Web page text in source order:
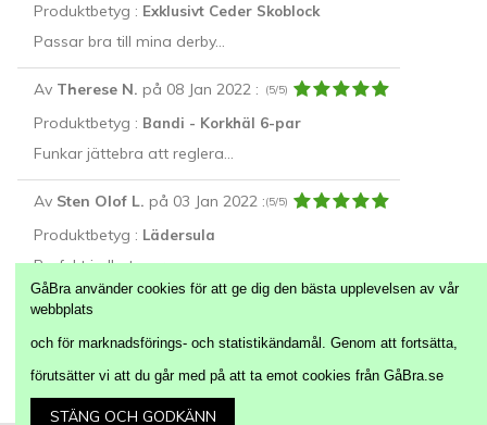
Produktbetyg : Exklusivt Ceder Skoblock
Passar bra till mina derby...
Av Therese N. på 08 Jan 2022: (5/5)
Produktbetyg : Bandi - Korkhäl 6-par
Funkar jättebra att reglera...
Av Sten Olof L. på 03 Jan 2022:(5/5)
Produktbetyg : Lädersula
Perfekt i alla typer av...
Följ oss på:
GåBra använder cookies för att ge dig den bästa upplevelsen av vår
webbplats
och för marknadsförings- och statistikändamål. Genom att fortsätta,
förutsätter vi att du går med på att ta emot cookies från GåBra.se
STÄNG OCH GODKÄNN